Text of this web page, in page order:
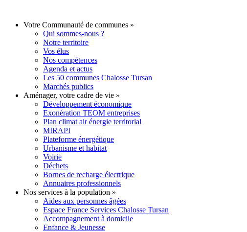
Votre Communauté de communes »
Qui sommes-nous ?
Notre territoire
Vos élus
Nos compétences
Agenda et actus
Les 50 communes Chalosse Tursan
Marchés publics
Aménager, votre cadre de vie »
Développement économique
Exonération TEOM entreprises
Plan climat air énergie territorial
MIRAPI
Plateforme énergétique
Urbanisme et habitat
Voirie
Déchets
Bornes de recharge électrique
Annuaires professionnels
Nos services à la population »
Aides aux personnes âgées
Espace France Services Chalosse Tursan
Accompagnement à domicile
Enfance & Jeunesse